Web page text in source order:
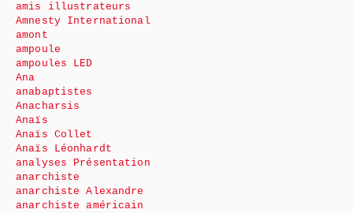
amis illustrateurs
Amnesty International
amont
ampoule
ampoules LED
Ana
anabaptistes
Anacharsis
Anaïs
Anaïs Collet
Anaïs Léonhardt
analyses Présentation
anarchiste
anarchiste Alexandre
anarchiste américain